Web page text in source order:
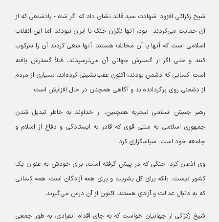
شیخ زکزاکی افزود: شهادت سید قائد نشان داد که اگر شاه - پادشاهی که از
آن حمایت می‌کردند - بود، آنها نگران جنگ با ایران نبودند. اما این انقلاب
اسلامی است که آنها با آن مخالف هستند. آنها سعی کردند آن را سرکوب
کنند و حتی اگر از گسترش جهانی آن می‌ترسیدند، قبلاً گسترش یافته
است. کسانی که دشمن بودند، اکنون عقب‌نشینی کرده‌اند. بسیاری از مردم
از دشمنی روی برگردانده‌اند و آگاهی همچنان در حال افزایش است.
رهبر جنبش اسلامی نیجریه همچنین، از خداوند به خاطر تبدیل شدن
جمهوری اسلامی به ملتی قوی که قادر به ایستادگی و دفاع از اسلام و
جامعه خود است، سپاسگزاری کرد.
وی اذعان کرد: جنگی که در پیش گرفته است، برای خودش به عنوان یک
کشور نیست، بلکه برای کل بشریت و برای همه آزادگان است. همه کسانی
که به دنبال عدالت و آزادی هستند، اکنون از آن درس می‌گیرند.
شیخ زکزاکی از جهانیان خواست که به جای اقدام انفرادی، به طور جمعی